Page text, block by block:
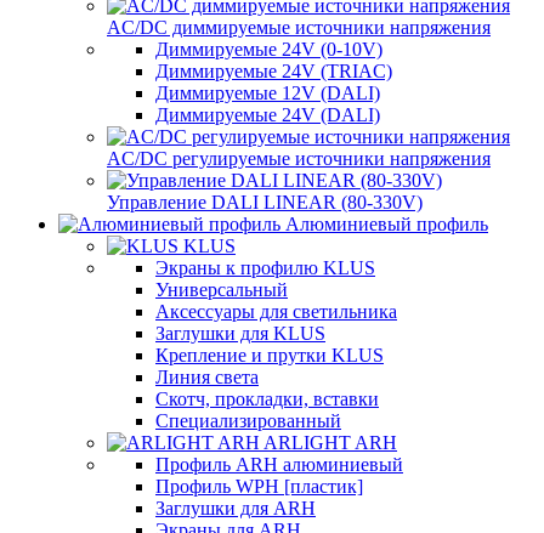
AC/DC диммируемые источники напряжения
Диммируемые 24V (0-10V)
Диммируемые 24V (TRIAC)
Диммируемые 12V (DALI)
Диммируемые 24V (DALI)
AC/DC регулируемые источники напряжения
Управление DALI LINEAR (80-330V)
Алюминиевый профиль
KLUS
Экраны к профилю KLUS
Универсальный
Аксессуары для светильника
Заглушки для KLUS
Крепление и прутки KLUS
Линия света
Скотч, прокладки, вставки
Специализированный
ARLIGHT ARH
Профиль ARH алюминиевый
Профиль WPH [пластик]
Заглушки для ARH